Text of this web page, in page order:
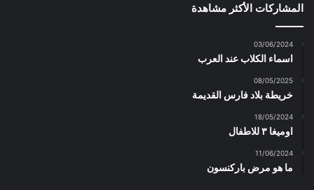
المشاركات الأكثر مشاهدة
03/06/2024
اسماء الكلاب عند العرب
08/05/2025
خريطة بلاد فارس القديمة
18/05/2024
اوميغا ٣ للاطفال
11/06/2024
ما هو مرض باركنسون